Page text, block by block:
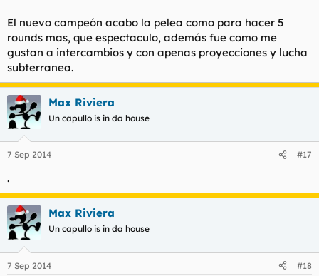
El nuevo campeón acabo la pelea como para hacer 5
rounds mas, que espectaculo, además fue como me
gustan a intercambios y con apenas proyecciones y lucha
subterranea.
Max Riviera
Un capullo is in da house
7 Sep 2014 #17
.
Max Riviera
Un capullo is in da house
7 Sep 2014 #18